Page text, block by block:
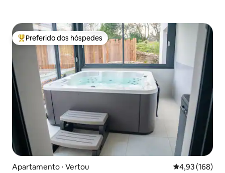
Entre os melhores preferidos dos hóspedes
Preferido dos hóspedes
Apartamento ⋅ Vertou 4,93 de uma
4,93 (168)